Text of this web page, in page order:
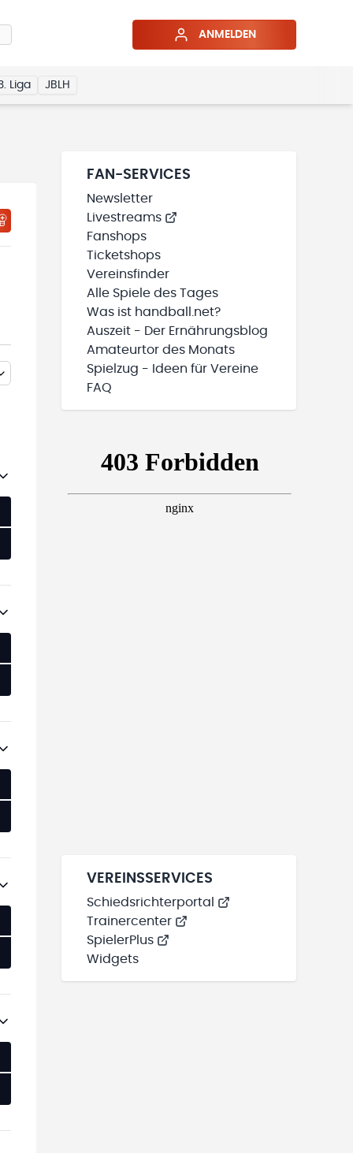
ANMELDEN
Liga JBLH
WIRD GELADEN
TEAMS“ HINZUFÜGEN
FAN-SERVICES
Newsletter
Livestreams
Fanshops
Ticketshops
Vereinsfinder
Alle Spiele des Tages
Was ist handball.net?
Auszeit - Der Ernährungsblog
Amateurtor des Monats
Spielzug - Ideen für Vereine
FAQ
VEREINSSERVICES
Schiedsrichterportal
Trainercenter
SpielerPlus
Widgets